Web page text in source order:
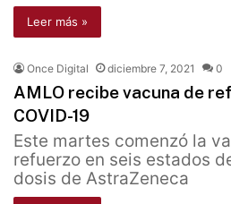
Leer más »
Once Digital diciembre 7, 2021 0
AMLO recibe vacuna de
COVID-19
Este martes comenzó la
refuerzo en seis estados
dosis de AstraZeneca